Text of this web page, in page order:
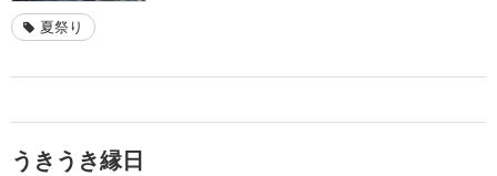
夏祭り
うきうき縁日